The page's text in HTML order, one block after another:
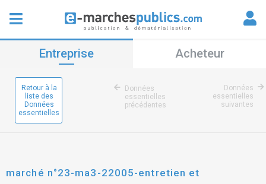
Entreprise Acheteur
Retour à la
liste des
Données
essentielles
Données
essentielles
précédentes
Données
essentielles
suivantes
marché n°23-ma3-22005-entretien et